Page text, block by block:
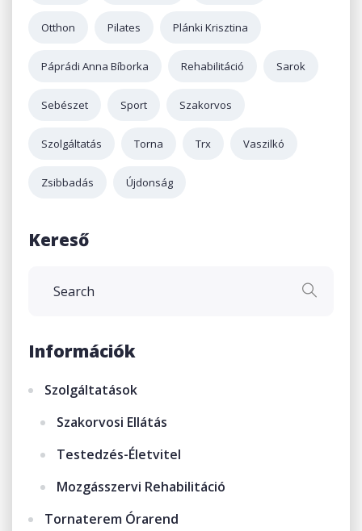
Otthon Pilates Plánki Krisztina
Páprádi Anna Bíborka Rehabilitáció Sarok
Sebészet Sport Szakorvos
Szolgáltatás Torna Trx Vaszilkó
Zsibbadás Újdonság
Kereső
Információk
Szolgáltatások
Szakorvosi Ellátás
Testedzés-Életvitel
Mozgásszervi Rehabilitáció
Tornaterem Órarend